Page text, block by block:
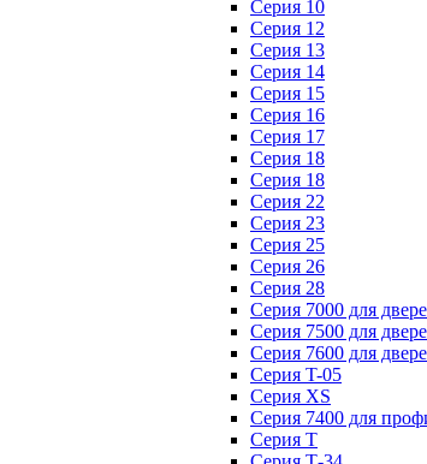
Серия 10
Серия 12
Серия 13
Серия 14
Серия 15
Серия 16
Серия 17
Серия 18
Серия 18
Серия 22
Серия 23
Серия 25
Серия 26
Серия 28
Серия 7000 для
Серия 7500 для
Серия 7600 для
Серия T-05
Серия XS
Серия 7400 для
Серия Т